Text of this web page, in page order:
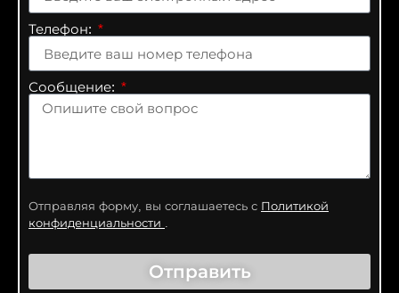
Телефон:
Сообщение:
Отправляя форму, вы соглашаетесь с Политикой
конфиденциальности .
Отправить